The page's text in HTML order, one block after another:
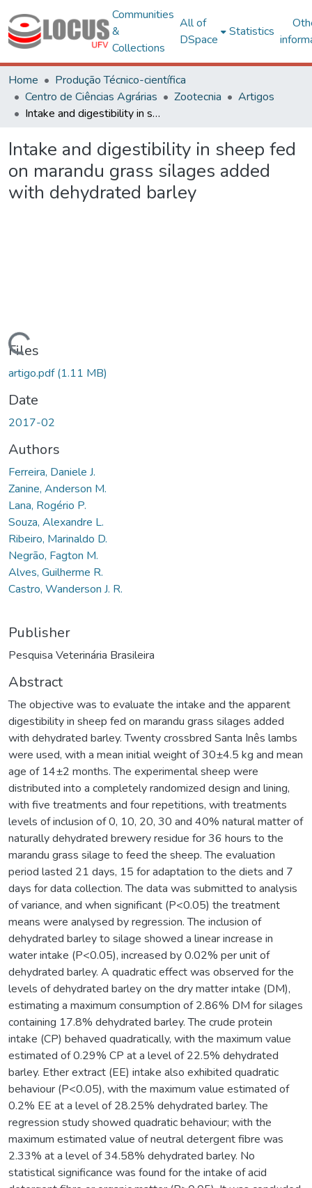
Communities
&
Collections
All of
DSpace
Statistics
Home
Produção Técnico-científica
Centro de Ciências Agrárias
Zootecnia
Artigos
Intake and digestibility in sheep fed on marandu grass silages added with dehydrated barley
Intake and digestibility in sheep fed
on marandu grass silages added
with dehydrated barley
Files
artigo.pdf(1.11 MB)
Date
2017-02
Authors
Ferreira, Daniele J.
Zanine, Anderson M.
Lana, Rogério P.
Souza, Alexandre L.
Ribeiro, Marinaldo D.
Negrão, Fagton M.
Alves, Guilherme R.
Castro, Wanderson J. R.
Publisher
Pesquisa Veterinária Brasileira
Abstract
The objective was to evaluate the intake and the apparent
digestibility in sheep fed on marandu grass silages added
with dehydrated barley. Twenty crossbred Santa Inês lambs
were used, with a mean initial weight of 30±4.5 kg and mean
age of 14±2 months. The experimental sheep were
distributed into a completely randomized design and lining,
with five treatments and four repetitions, with treatments
levels of inclusion of 0, 10, 20, 30 and 40% natural matter of
naturally dehydrated brewery residue for 36 hours to the
marandu grass silage to feed the sheep. The evaluation
period lasted 21 days, 15 for adaptation to the diets and 7
days for data collection. The data was submitted to analysis
of variance, and when significant (P<0.05) the treatment
means were analysed by regression. The inclusion of
dehydrated barley to silage showed a linear increase in
water intake (P<0.05), increased by 0.02% per unit of
dehydrated barley. A quadratic effect was observed for the
levels of dehydrated barley on the dry matter intake (DM),
estimating a maximum consumption of 2.86% DM for silages
containing 17.8% dehydrated barley. The crude protein
intake (CP) behaved quadratically, with the maximum value
estimated of 0.29% CP at a level of 22.5% dehydrated
barley. Ether extract (EE) intake also exhibited quadratic
behaviour (P<0.05), with the maximum value estimated of
0.2% EE at a level of 28.25% dehydrated barley. The
regression study showed quadratic behaviour; with the
maximum estimated value of neutral detergent fibre was
2.33% at a level of 34.58% dehydrated barley. No
statistical significance was found for the intake of acid